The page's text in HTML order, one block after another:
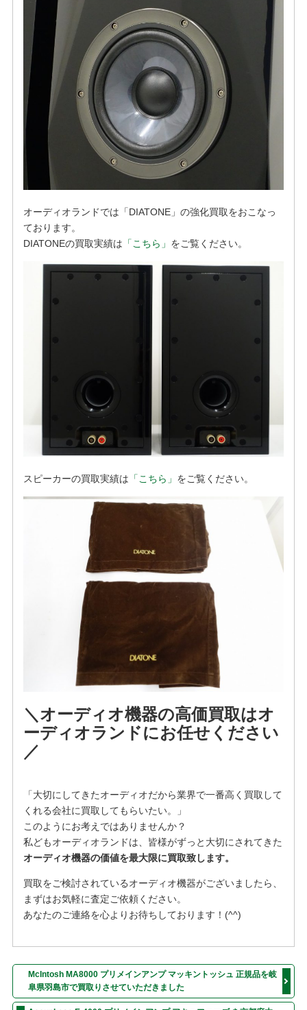
オーディオランドでは「DIATONE」の強化買取をおこなっ
ております。
DIATONEの買取実績は 「こちら」 をご覧ください。
スピーカーの買取実績は 「こちら」 をご覧ください。
＼オーディオ機器の高価買取はオ
ーディオランドにお任せください
／
「大切にしてきたオーディオだから業界で一番高く買取して
くれる会社に買取してもらいたい。」
このようにお考えではありませんか？
私どもオーディオランドは、皆様がずっと大切にされてきた
オーディオ機器の価値を最大限に買取致します。
買取をご検討されているオーディオ機器がございましたら、
まずはお気軽に査定ご依頼ください。
あなたのご連絡を心よりお待ちしております！(^^)
McIntosh MA8000 プリメインアンプ マッキントッシュ 正規品を岐
阜県羽島市で買取りさせていただきました